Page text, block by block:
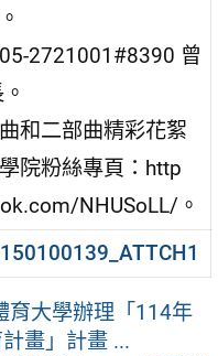
2721001#8390 曾
和二部曲精彩花絮
院粉絲專頁：http
NHUSoLL/。
育大學辦理「114年
畫」計畫 ...